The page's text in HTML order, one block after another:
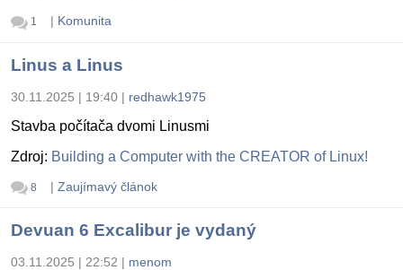
1 | Komunita
Linus a Linus
30.11.2025 | 19:40 | redhawk1975
Stavba počítača dvomi Linusmi
Zdroj: Building a Computer with the CREATOR of Linux!
8 | Zaujímavý článok
Devuan 6 Excalibur je vydaný
03.11.2025 | 22:52 | menom